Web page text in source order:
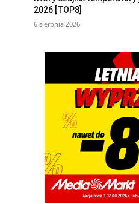
2026 [TOP8]
6 sierpnia 2026